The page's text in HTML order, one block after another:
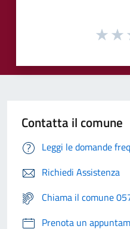
Contatta il comune
Leggi le domande
Richiedi Assistenza
Chiama il comune
Prenota un